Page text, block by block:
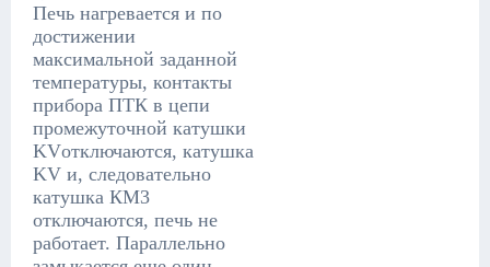
Печь нагревается и по
достижении
максимальной заданной
температуры, контакты
прибора ПТК в цепи
промежуточной катушки
KVотключаются, катушка
KV и, следовательно
катушка КМ3
отключаются, печь не
работает. Параллельно